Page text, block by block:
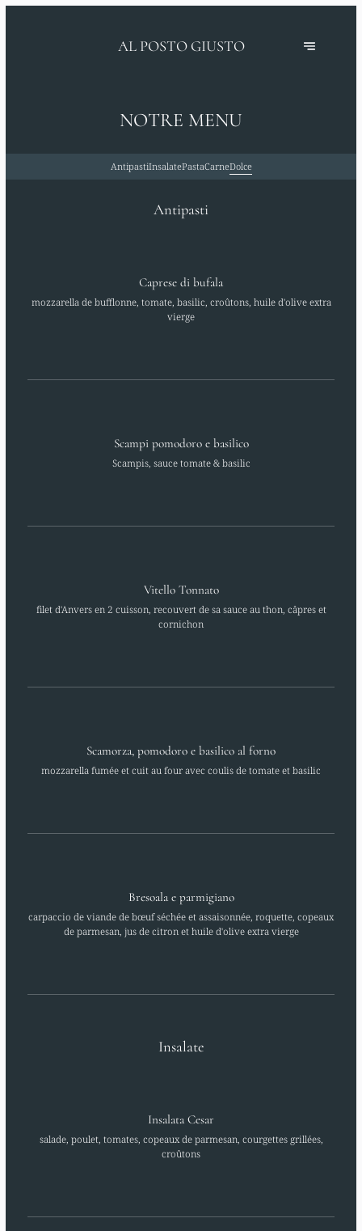
AL POSTO GIUSTO
NOTRE MENU
AntipastiInsalatePastaCarneDolce
Antipasti
Caprese di bufala
mozzarella de bufflonne, tomate, basilic, croûtons, huile d'olive extra
vierge
Scampi pomodoro e basilico
Scampis, sauce tomate & basilic
Vitello Tonnato
filet d'Anvers en 2 cuisson, recouvert de sa sauce au thon, câpres et
cornichon
Scamorza, pomodoro e basilico al forno
mozzarella fumée et cuit au four avec coulis de tomate et basilic
Bresoala e parmigiano
carpaccio de viande de bœuf séchée et assaisonnée, roquette, copeaux
de parmesan, jus de citron et huile d'olive extra vierge
Insalate
Insalata Cesar
salade, poulet, tomates, copeaux de parmesan, courgettes grillées,
croûtons